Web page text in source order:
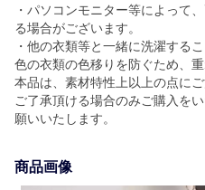
・パソコンモニター等によって
る場合がございます。
・他の衣類等と一緒に洗濯する
色の衣類の色移りを防ぐため、
本品は、素材特性上以上の点にご
ご了承頂ける場合のみご購入を
願いいたします。
商品画像